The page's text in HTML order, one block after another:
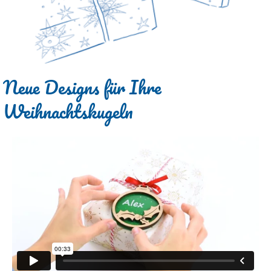
Neue Designs für Ihre
Weihnachtskugeln